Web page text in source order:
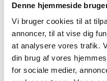
Denne hjemmeside
Vi bruger cookies til at
annoncer, til at vise dig
at analysere vores trafik.
din brug af vores
for sociale medier,
kaldet en ”monitor”) og en
under domstolskontrol.
Formålet er at understøtte
kontrollerede rammer,
vil kunne give et bedre